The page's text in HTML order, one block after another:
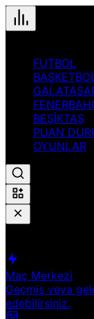
FUTBOL
BEŞİKTAŞ
PUAN
OYUNLAR
Maç Merkezi
Geçmiş veya
edebilirsiniz.